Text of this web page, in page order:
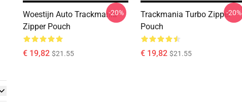
Woestijn Auto Trackmania
Zipper Pouch
€ 19,82 $21.55
-20%
Trackmania Turbo Zipper
Pouch
€ 19,82 $21.55
-20%